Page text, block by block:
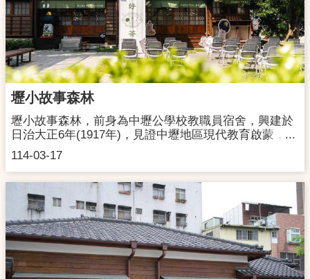
文化及地產地銷為營運方向。A棟分局長宿舍保留作為
展覽及藝文教育推廣空間，B棟「Café&Eats」已開始提
供早午餐、午餐、下午茶到晚餐的全日餐點，提供地產
地銷的健康多元餐飲，凡是設籍在桃園且為70歲以上顧
客，餐飲消費享8折優惠、持桃園市民卡用餐也有95折
優惠。C棟有機生活賣店更蒐羅了桃園在地選物，像是
桃園的有機米、復興的香菇、龍潭的蜂蜜等在地健康農
特產，也結合了中壢老店湯記肉鬆、新珍香花生酥糖開
發專屬壢景町的限定商品、菜單，帶給民眾全新又多元
的園區面貌。未來除了不定期的導覽、假日市集、
Citywalk城市走讀、親子workshop，每季也會與中平路
故事館、壢小故事森林及平鎮延平路日式宿舍辦理串聯
走讀活動，讓民眾認識中壢在地歷史文化，打造園區成
為紮根在地的場域空間。地址：桃園市中壢區延平路
627號開館時間：A棟「町之美」每週三至週日 10:00－
17:00B棟「食在地、食有機」蕃薯藤Café & Eats 每週
一至週日 11:00－20:30 服務專線：03-4262728C棟
「買在地、買有機」有機生活賣店週一至週日 09:30－
20:30 服務專線：03-4222108聯絡洽詢：B棟03-
4262728、C棟03-4222108交通資訊：【自行開車】(鄰
壢小故事森林
114-03-17
壢小故事森林，前身為中壢公學校教職員宿舍，興建於
日治大正6年(1917年)，見證中壢地區現代教育啟蒙，並
具日治時期建築技術研究之價值，2015 年公告登錄歷史
建築，歷時4年調查研究暨規劃設計與修復工程，成為
事、聽故事及食育體驗，更進一步將連結中壢歷史街
區，匯聚中壢地區藝術家的創作能量，展現豐富的地方
活力與創意。地址：桃園市中壢區博愛路52號開館時
間：週一固定休館A棟「 讀讀小茶屋」 週二~週五
10:00-16:00｜ 週六~週日 11:00-18:30 B棟「故事憨仔
店」10:00-17:00 C棟「御前上茶」抺茶專賣店11:00-
18:30聯絡洽詢：03-4561455 #224交通資訊：▪ 寶雅平